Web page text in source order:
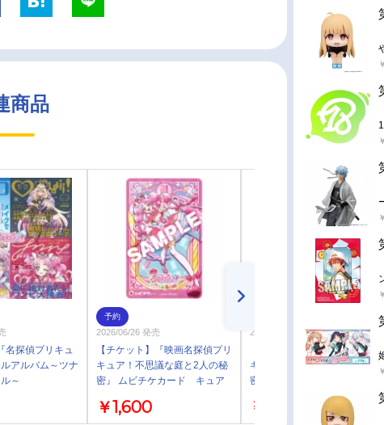
商品
名探偵プリキュ
アルバム～ツナ
～
予約
2026/06/26 発売
【チケット】『映画名探偵プリ
キュア！不思議な庭と2人の秘
密』 ムビチケカード キュア
￥1,600
2026/06/26 発売
【チケット】『映画名探偵プ
キュア！不思議な庭と2人の秘
密』 ムビチケカード キュア
￥1,600
ト